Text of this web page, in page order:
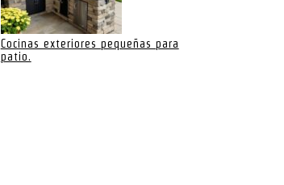
Cocinas exteriores pequeñas para
patio.